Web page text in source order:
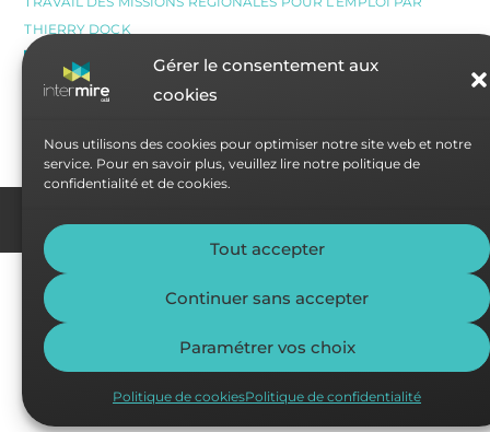
Gérer le consentement aux
cookies
Nous utilisons des cookies pour optimiser notre site web et notre
service. Pour en savoir plus, veuillez lire notre politique de
confidentialité et de cookies.
Tout accepter
Continuer sans accepter
Paramétrer vos choix
Politique de cookiesPolitique de confidentialité
THIERRY DOCK
CATÉGORIES
SÉLECTIONNER UNE CATÉGORIE